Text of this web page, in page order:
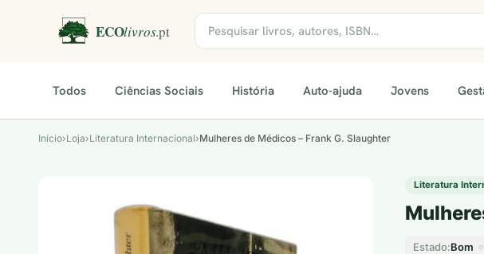
Todos Ciências Sociais História Auto-ajuda Jovens
Início›Loja›Literatura Internacional›Mulheres de Médicos – Frank G. Slaughter
Literatura
Estado:Bom